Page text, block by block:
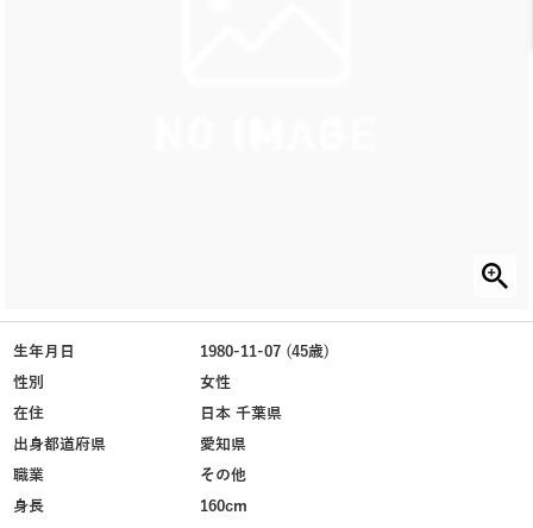
生年月日
1980-11-07 (45歳)
性別
女性
在住
日本 千葉県
出身都道府県
愛知県
職業
その他
身長
160cm